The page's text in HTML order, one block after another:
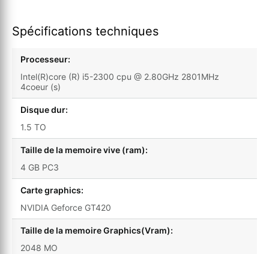
Spécifications techniques
Processeur:
Intel(R)core (R) i5-2300 cpu @ 2.80GHz 2801MHz
4coeur (s)
Disque dur:
1.5 TO
Taille de la memoire vive (ram):
4 GB PC3
Carte graphics:
NVIDIA Geforce GT420
Taille de la memoire Graphics(Vram):
2048 MO